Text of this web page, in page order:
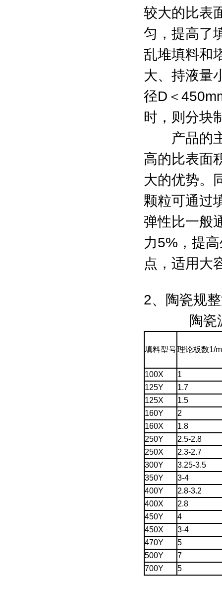
较大的比表
匀，提高了
乱堆填料和
大、持液量
径D＜
时，则分块
产品的主
高的比表面
大的优势。
颗粒可通过
弹性比一般
力5%，提
点，适用大
2、陶瓷规
陶瓷波
填料型号理论板数1/m
100X
1
125Y
1.7
125X
1.5
160Y
2
160X
1.8
250Y
2.5-2.8
250X
2.3-2.7
300Y
3.25-3.5
350Y
3-4
400Y
2.8-3.2
400X
2.8
450Y
4
450X
3-4
470Y
5
500Y
7
700Y
5